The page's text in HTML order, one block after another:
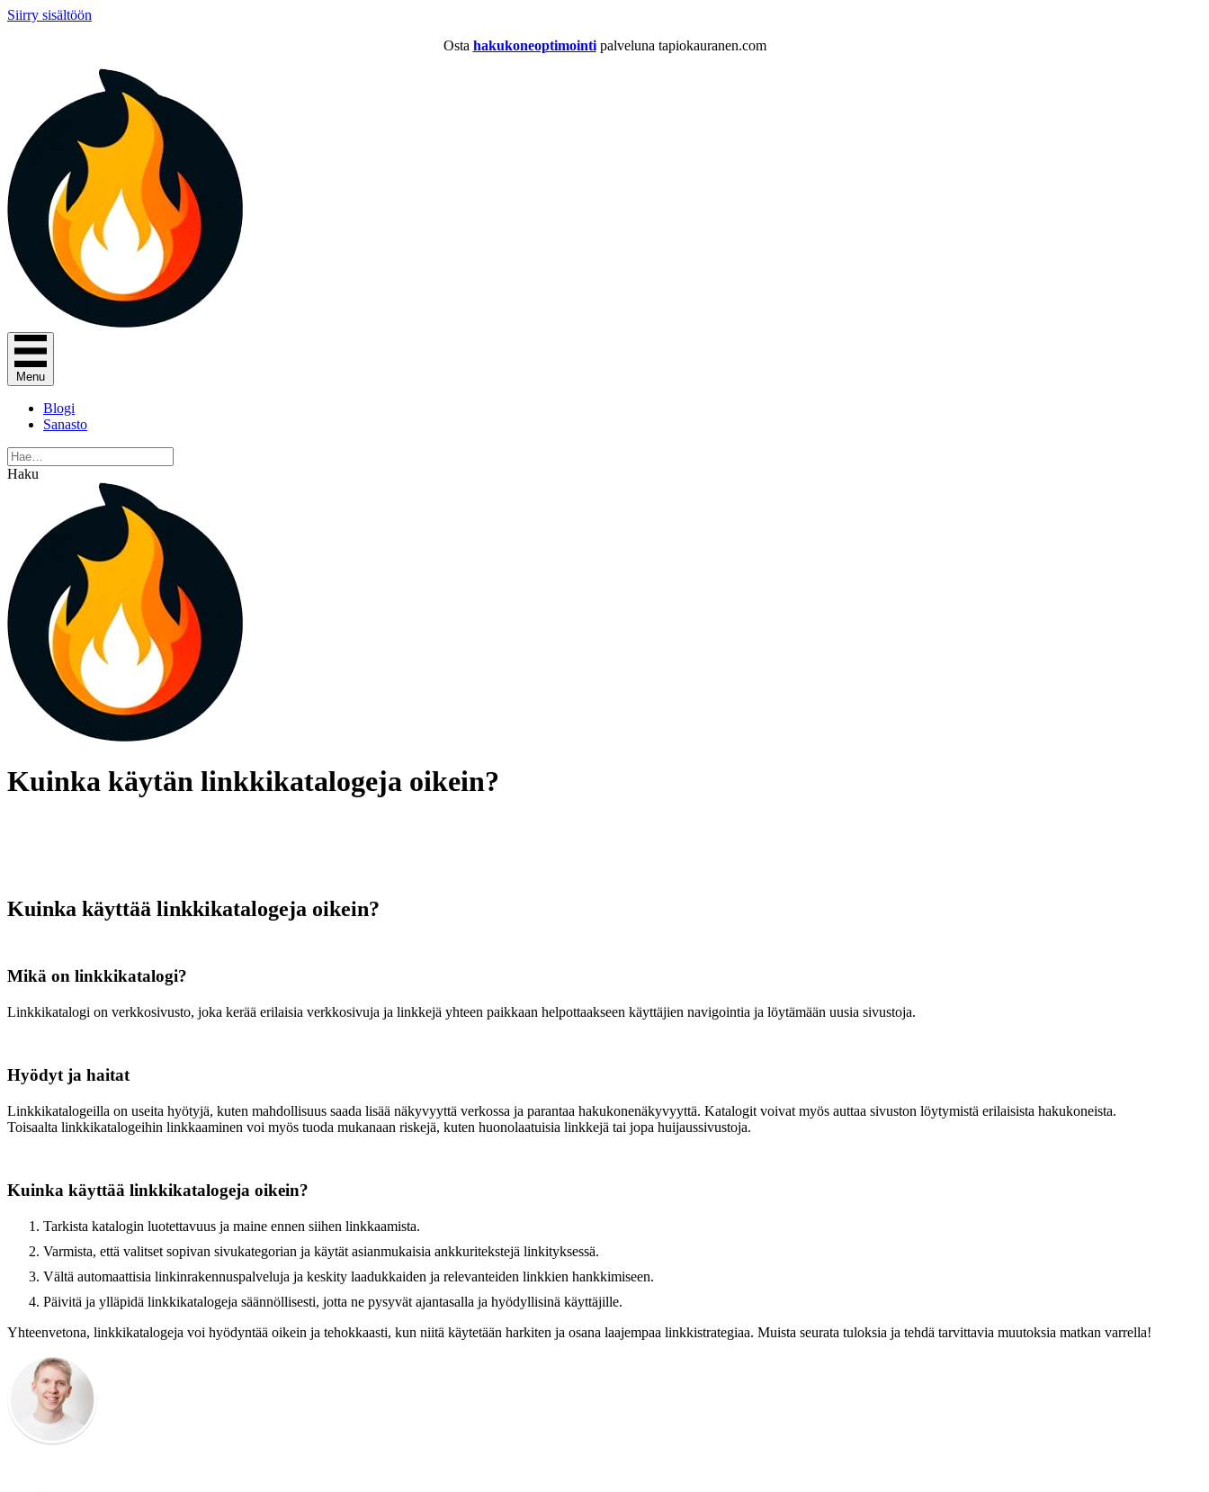
Siirry sisältöön
Osta hakukoneoptimointi palveluna tapiokauranen.com
Menu
Blogi
Sanasto
Haku
Kuinka käytän linkkikatalogeja oikein?
Kuinka käyttää linkkikatalogeja oikein?
Mikä on linkkikatalogi?
Linkkikatalogi on verkkosivusto, joka kerää erilaisia verkkosivuja ja linkkejä yhteen paikkaan helpottaakseen käyttäjien navigointia ja löytämään uusia sivustoja.
Hyödyt ja haitat
Linkkikatalogeilla on useita hyötyjä, kuten mahdollisuus saada lisää näkyvyyttä verkossa ja parantaa hakukonenäkyvyyttä. Katalogit voivat myös auttaa sivuston löytymistä erilaisista hakukoneista.
Toisaalta linkkikatalogeihin linkkaaminen voi myös tuoda mukanaan riskejä, kuten huonolaatuisia linkkejä tai jopa huijaussivustoja.
Kuinka käyttää linkkikatalogeja oikein?
Tarkista katalogin luotettavuus ja maine ennen siihen linkkaamista.
Varmista, että valitset sopivan sivukategorian ja käytät asianmukaisia ankkuritekstejä linkityksessä.
Vältä automaattisia linkinrakennuspalveluja ja keskity laadukkaiden ja relevanteiden linkkien hankkimiseen.
Päivitä ja ylläpidä linkkikatalogeja säännöllisesti, jotta ne pysyvät ajantasalla ja hyödyllisinä käyttäjille.
Yhteenvetona, linkkikatalogeja voi hyödyntää oikein ja tehokkaasti, kun niitä käytetään harkiten ja osana laajempaa linkkistrategiaa. Muista seurata tuloksia ja tehdä tarvittavia muutoksia matkan varrella!